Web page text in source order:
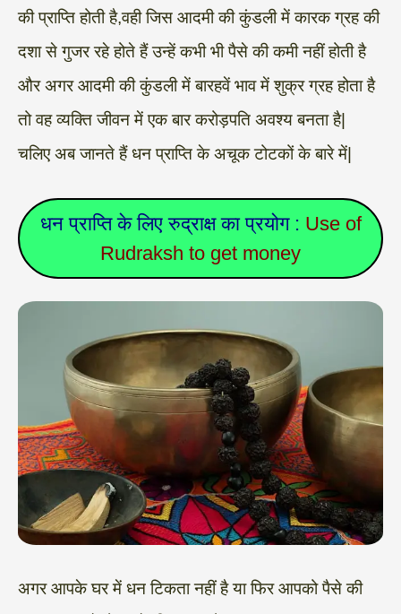
की प्राप्ति होती है,वही जिस आदमी की कुंडली में कारक ग्रह की
दशा से गुजर रहे होते हैं उन्हें कभी भी पैसे की कमी नहीं होती है
और अगर आदमी की कुंडली में बारहवें भाव में शुक्र ग्रह होता है
तो वह व्यक्ति जीवन में एक बार करोड़पति अवश्य बनता है|
चलिए अब जानते हैं धन प्राप्‍ति के अचूक टोटकों के बारे में|
धन प्राप्ति के लिए रुद्राक्ष का प्रयोग : Use of
Rudraksh to get money
अगर आपके घर में धन टिकता नहीं है या फिर आपको पैसे की